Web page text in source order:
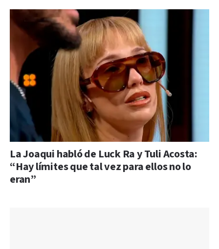
La Joaqui habló de Luck Ra y Tuli Acosta:
“Hay límites que tal vez para ellos no lo
eran”